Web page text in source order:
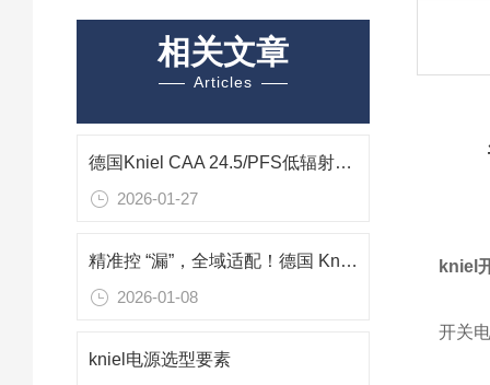
相关文章
Articles
德国Kniel CAA 24.5/PFS低辐射电源技术解析
2026-01-27
精准控 “漏”，全域适配！德国 Kniel CD15.1 电源核心技术解析
2026-01-08
kniel电源选型要素
kniel
开关